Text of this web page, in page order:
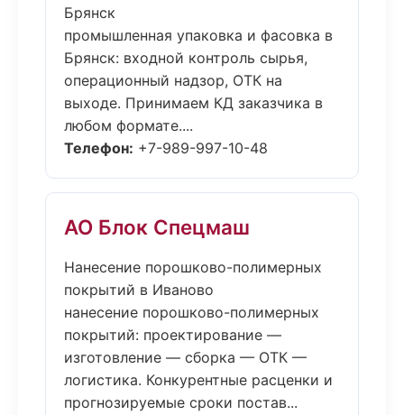
Брянск
промышленная упаковка и фасовка в
Брянск: входной контроль сырья,
операционный надзор, ОТК на
выходе. Принимаем КД заказчика в
любом формате....
Телефон: +7-989-997-10-48
АО Блок Спецмаш
Нанесение порошково-полимерных
покрытий в Иваново
нанесение порошково-полимерных
покрытий: проектирование —
изготовление — сборка — ОТК —
логистика. Конкурентные расценки и
прогнозируемые сроки постав...